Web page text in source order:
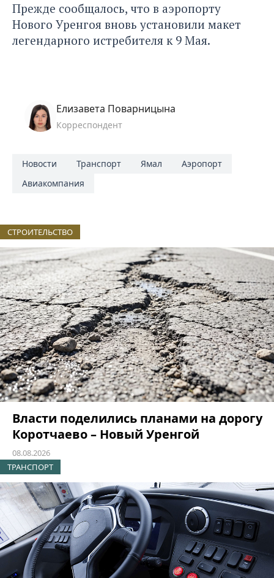
Прежде сообщалось, что в аэропорту
Нового Уренгоя вновьустановили макет
легендарного истребителя к 9 Мая.
Елизавета Поварницына
Корреспондент
Новости Транспорт Ямал
Аэропорт
Авиакомпания
СТРОИТЕЛЬСТВО
Власти поделились планами на дорогу
Коротчаево – Новый Уренгой
08.08.2026
ТРАНСПОРТ